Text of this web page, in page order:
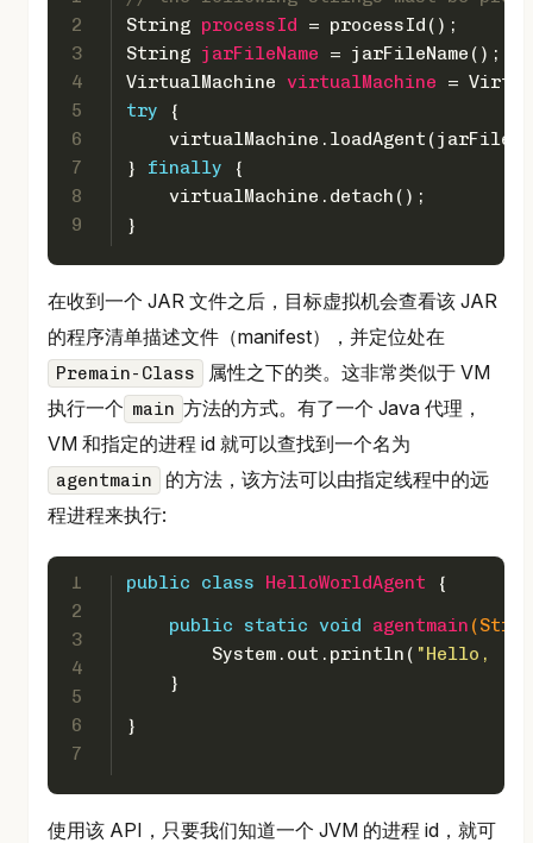
2
3
4
5
6
7
8
9
String processId = processId();
String jarFileName = jarFileName();
VirtualMachine virtualMachine =
try {
} finally {
    virtualMachine.detach();
}
在收到一个 JAR 文件之后，目标虚拟机会查看该 JAR
的程序清单描述文件（manifest），并定位处在
Premain-Class
属性之下的类。这非常类似于 VM
执行一个 main 方法的方式。有了一个 Java 代理，
VM 和指定的进程 id 就可以查找到一个名为
agentmain
的方法，该方法可以由指定线程中的远
程进程来执行:
1
2
3
4
5
6
7
public class HelloWorldAgent {
public
static void agentmain
        System.out.println(
"Hello, "
    }
}
使用该 API，只要我们知道一个 JVM 的进程 id，就可